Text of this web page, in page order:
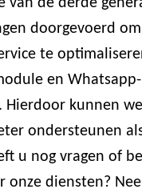
van de derde
doorgevoerd
te
en Whatsapp-
Hierdoor kunnen
ondersteunen
u nog vragen of
onze diensten?